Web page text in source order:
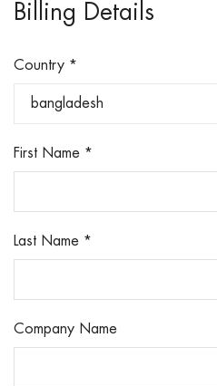
Billing Details
Country *
bangladesh
First Name *
Last Name *
Company Name